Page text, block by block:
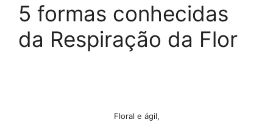
5 formas conhecidas
da Respiração da Flor
Floral e ágil,